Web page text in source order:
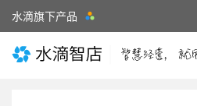
水滴旗下产品